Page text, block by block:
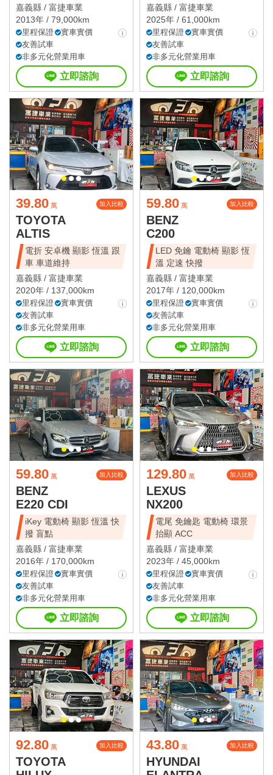
嘉義縣 / 富捷車業
2013年 / 79,000km
里程保證
實車實價
友善試車
非多元化營業用車
立即諮詢
嘉義縣 / 富捷車業
2025年 / 61,000km
里程保證
實車實價
友善試車
非多元化營業用車
立即諮詢
39.80 萬 加入比較
TOYOTA
ALTIS
電折 安卓機 顯影 恆溫 跟
車 車道維持
嘉義縣 / 富捷車業
2020年 / 137,000km
里程保證
實車實價
友善試車
非多元化營業用車
立即諮詢
59.80 萬 加入比較
BENZ
C200
LED 免鑰 電動椅 顯影 恆
溫 定速 快撥
嘉義縣 / 富捷車業
2017年 / 120,000km
里程保證
實車實價
友善試車
非多元化營業用車
立即諮詢
59.80 萬 加入比較
BENZ
E220 CDI
iKey 電動椅 顯影 恆溫 快
撥 盲點
嘉義縣 / 富捷車業
2016年 / 170,000km
里程保證
實車實價
友善試車
非多元化營業用車
立即諮詢
129.80 萬 加入比較
LEXUS
NX200
電尾 免鑰匙 電動椅 環景
抬顯 ACC
嘉義縣 / 富捷車業
2023年 / 45,000km
里程保證
實車實價
友善試車
非多元化營業用車
立即諮詢
92.80 萬 加入比較
TOYOTA
43.80 萬 加入比較
HYUNDAI